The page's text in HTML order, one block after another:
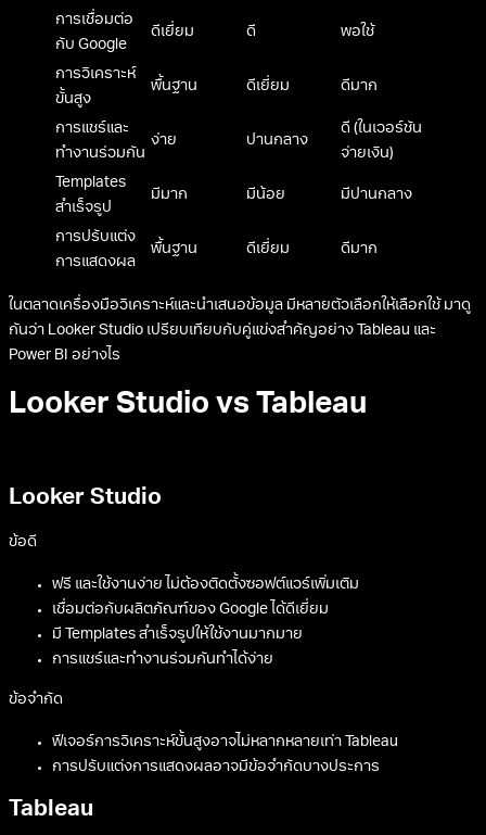
การเชื่อมต่อ
กับ Google
ดีเยี่ยม ดี พอใช้
การวิเคราะห์
ขั้นสูง
พื้นฐาน ดีเยี่ยม ดีมาก
การแชร์และ
ทำงานร่วมกัน
ง่าย ปานกลาง
ดี (ในเวอร์ชัน
จ่ายเงิน)
Templates
สำเร็จรูป
มีมาก มีน้อย มีปานกลาง
การปรับแต่ง
การแสดงผล
พื้นฐาน ดีเยี่ยม ดีมาก
ในตลาดเครื่องมือวิเคราะห์และนำเสนอข้อมูล มีหลายตัวเลือกให้เลือกใช้ มาดู
กันว่า Looker Studio เปรียบเทียบกับคู่แข่งสำคัญอย่าง Tableau และ
Power BI อย่างไร
Looker Studio vs Tableau
Looker Studio
ข้อดี